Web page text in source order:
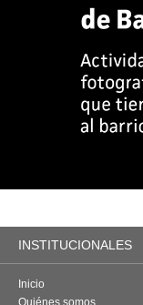
INSTITUCIONALES
Inicio
Quiénes somos